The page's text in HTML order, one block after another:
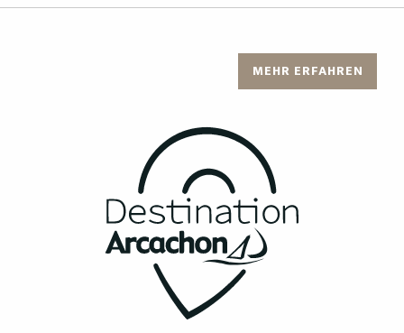
Arcachon
MEHR ERFAHREN
5 gute Gründe, Arcachon zu wählen
MEHR ERFAHREN